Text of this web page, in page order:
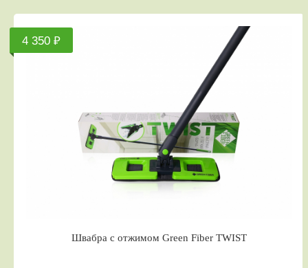
4 350 ₽
Швабра с отжимом Green Fiber TWIST